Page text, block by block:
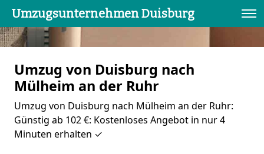
Umzugsunternehmen Duisburg
Umzug von Duisburg nach
Mülheim an der Ruhr
Umzug von Duisburg nach Mülheim an der Ruhr:
Günstig ab 102 €: Kostenloses Angebot in nur 4
Minuten erhalten ✓